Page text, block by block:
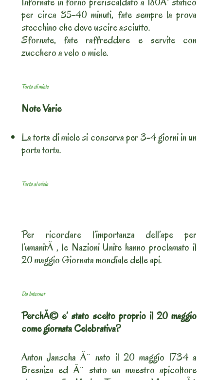
per circa 35-40 minuti, fate sempre la prova
stecchino che deve uscire asciutto.
Sfornate, fate raffreddare e servite con
zucchero a velo o miele.
Torta di miele
Note Varie
La torta di miele si conserva per 3-4 giorni in un
porta torta.
Torta al miele
Per ricordare l’importanza dell’ape per
l’umanitÃ , le Nazioni Unite hanno proclamato il
20 maggio Giornata mondiale delle api.
Da Internet
PerchÃ© e’ stato scelto proprio il 20 maggio
come giornata Celebrativa?
Anton Janscha Ã¨ nato il 20 maggio 1734 a
Bresniza ed Ã¨ stato un maestro apicoltore